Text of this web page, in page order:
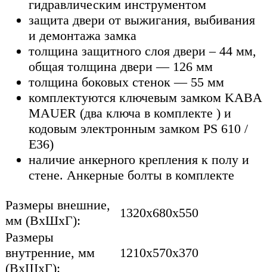
гидравлическим инструментом
защита двери от выжигания, выбивания
и демонтажа замка
толщина защитного слоя двери – 44 мм,
общая толщина двери — 126 мм
толщина боковых стенок — 55 мм
комплектуются ключевым замком KABA
MAUER (два ключа в комплекте ) и
кодовым электронным замком PS 610 /
E36)
наличие анкерного крепления к полу и
стене. Анкерные болты в комплекте
Размеры внешние,
мм (ВхШхГ):
1320x680x550
Размеры
внутренние, мм
(ВхШхГ):
1210x570x370